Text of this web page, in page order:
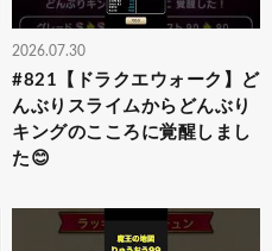
2026.07.30
#821【ドラクエウォーク】ど
んぶりスライムからどんぶり
キングのこころに覚醒しまし
た😊